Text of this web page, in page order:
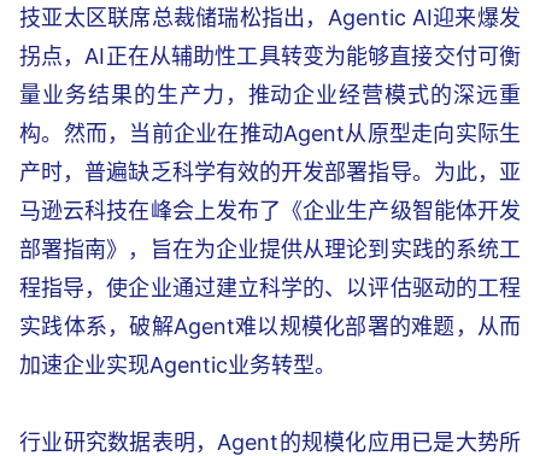
技亚太区联席总裁储瑞松指出，Agentic AI迎来爆发
拐点，AI正在从辅助性工具转变为能够直接交付可衡
量业务结果的生产力，推动企业经营模式的深远重
构。然而，当前企业在推动Agent从原型走向实际生
产时，普遍缺乏科学有效的开发部署指导。为此，亚
马逊云科技在峰会上发布了《企业生产级智能体开发
部署指南》，旨在为企业提供从理论到实践的系统工
程指导，使企业通过建立科学的、以评估驱动的工程
实践体系，破解Agent难以规模化部署的难题，从而
加速企业实现Agentic业务转型。
行业研究数据表明，Agent的规模化应用已是大势所